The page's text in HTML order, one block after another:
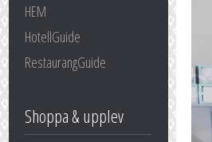
HEM
HotellGuide
RestaurangGuide
Shoppa & upplev